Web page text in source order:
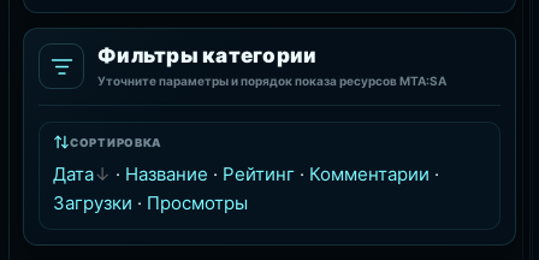
Фильтры категории
Уточните параметры и порядок показа ресурсов MTA:SA
СОРТИРОВКА
Дата · Название · Рейтинг · Комментарии ·
Загрузки · Просмотры